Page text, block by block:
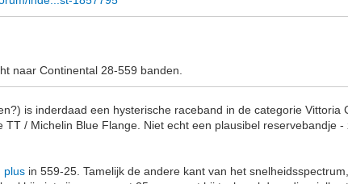
naar Continental 28-559 banden.
is inderdaad een hysterische raceband in de categorie Vittoria
TT / Michelin Blue Flange. Niet echt een plausibel reservebandje -
plus in 559-25. Tamelijk de andere kant van het